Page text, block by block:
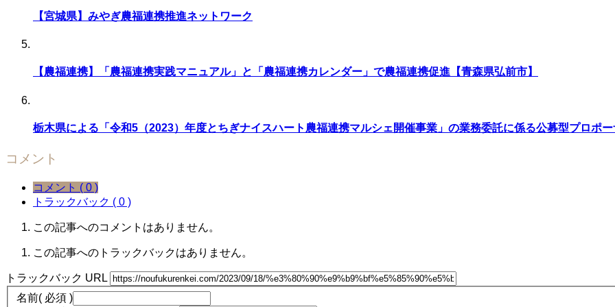
【宮城県】みやぎ農福連携推進ネットワーク
【農福連携】「農福連携実践マニュアル」と「農福連携カレンダー」で農福連携促進【青森県弘前市】
栃木県による「令和5（2023）年度とちぎナイスハート農福連携マルシェ開催事業」の業務委託に係る公募型プロポ
コメント
コメント ( 0 )
トラックバック ( 0 )
この記事へのコメントはありません。
この記事へのトラックバックはありません。
トラックバック URL
名前( 必須 )